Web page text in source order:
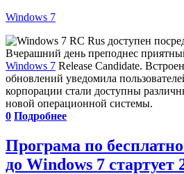
Windows 7
Вчерашний день преподнес
Windows 7 Release Candidate.
обновлений уведомила
корпорации стали доступны
новой операционной системы.
0 Подробнее
Програма по
до Windows 7 стартует